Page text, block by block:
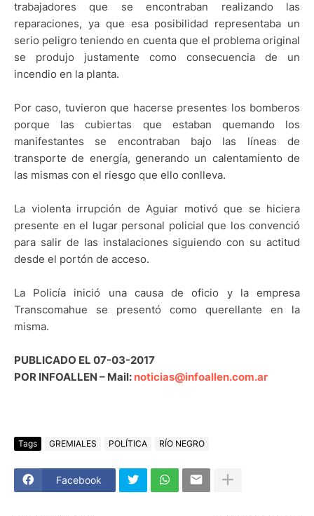
trabajadores que se encontraban realizando las
reparaciones, ya que esa posibilidad representaba un
serio peligro teniendo en cuenta que el problema original
se produjo justamente como consecuencia de un
incendio en la planta.
Por caso, tuvieron que hacerse presentes los bomberos
porque las cubiertas que estaban quemando los
manifestantes se encontraban bajo las líneas de
transporte de energía, generando un calentamiento de
las mismas con el riesgo que ello conlleva.
La violenta irrupción de Aguiar motivó que se hiciera
presente en el lugar personal policial que los convenció
para salir de las instalaciones siguiendo con su actitud
desde el portón de acceso.
La Policía inició una causa de oficio y la empresa
Transcomahue se presentó como querellante en la
misma.
PUBLICADO EL 07-03-2017
POR INFOALLEN – Mail: noticias@infoallen.com.ar
Tags GREMIALES POLÍTICA RÍO NEGRO
Facebook